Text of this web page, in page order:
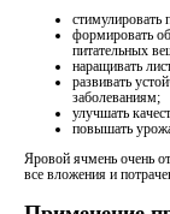
стимулировать
формировать
питательных
наращивать
развивать
заболеваниям;
улучшать
повышать
Яровой ячмень очень
все вложения и